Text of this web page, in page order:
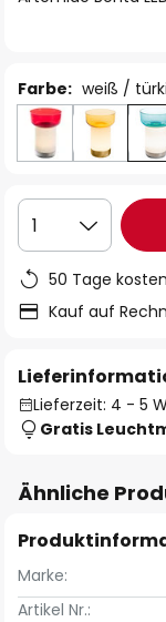
Farbe: weiß /
1
50 Tage
Kauf auf
Lieferzeit: 4 - 5
Gratis
Ähnliche
Marke:
Artikel Nr.: